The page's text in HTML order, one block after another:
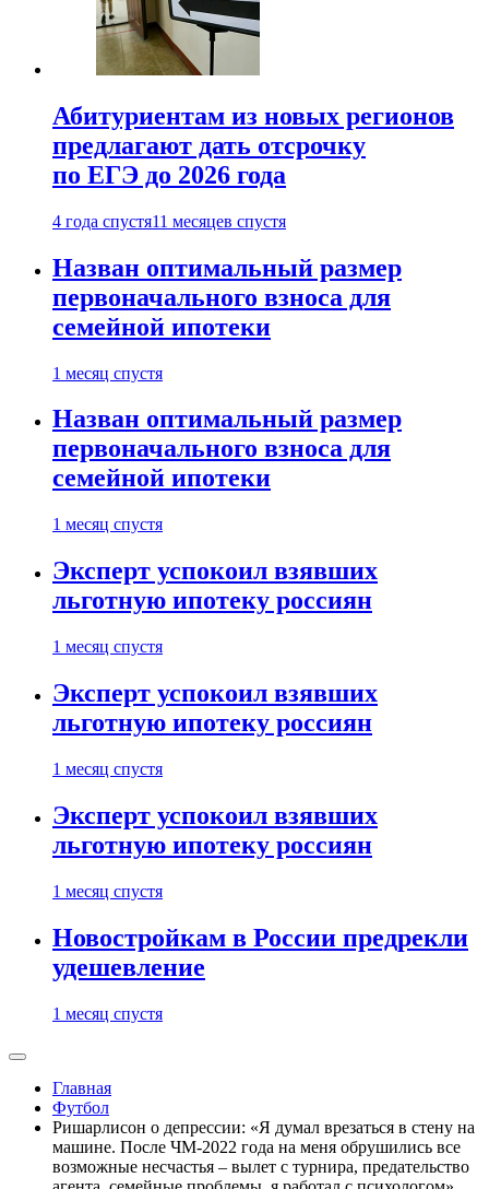
Абитуриентам из новых регионов
предлагают дать отсрочку
по ЕГЭ до 2026 года
4 года спустя11 месяцев спустя
Назван оптимальный размер
первоначального взноса для
семейной ипотеки
1 месяц спустя
Назван оптимальный размер
первоначального взноса для
семейной ипотеки
1 месяц спустя
Эксперт успокоил взявших
льготную ипотеку россиян
1 месяц спустя
Эксперт успокоил взявших
льготную ипотеку россиян
1 месяц спустя
Эксперт успокоил взявших
льготную ипотеку россиян
1 месяц спустя
Новостройкам в России предрекли
удешевление
1 месяц спустя
Главная
Футбол
Ришарлисон о депрессии: «Я думал врезаться в стену на
машине. После ЧМ-2022 года на меня обрушились все
возможные несчастья – вылет с турнира, предательство